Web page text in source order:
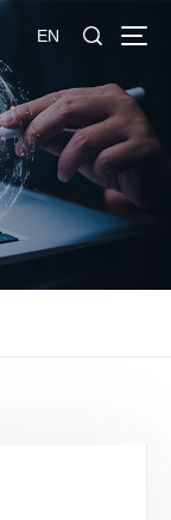
EN